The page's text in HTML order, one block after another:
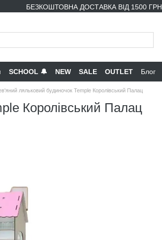
БЕЗКОШТОВНА ДОСТАВКА ВІД 1500 ГРН
SCHOOL 🔔 NEW SALE OUTLET Блог
ляльковий будиночок Temple Королівський Палац
Королівський Палац